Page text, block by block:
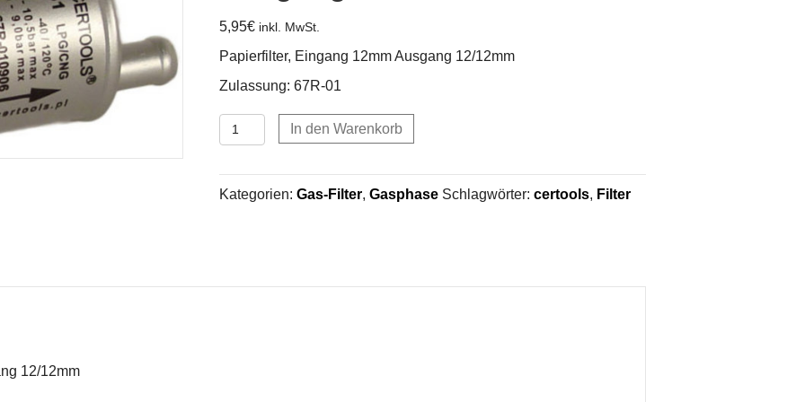
5,95€ inkl. MwSt.
Papierfilter, Eingang 12mm Ausgang 12/12mm
Zulassung: 67R-01
Papierfilter,
Eingang
Ausgang
12/12mm
In den Warenkorb
Kategorien: Gas-Filter, Gasphase Schlagwörter: certools, Filter
12/12mm